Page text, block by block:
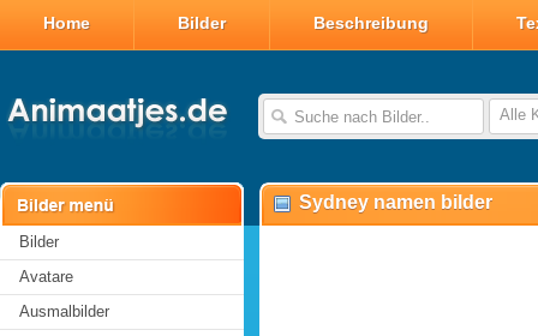
Home Bilder Beschreibung
Alle
Bilder
Avatare
Ausmalbilder
Sydney namen bilder